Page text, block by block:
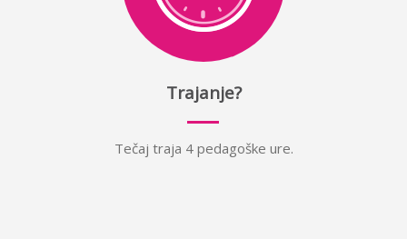
Trajanje?
Tečaj traja 4 pedagoške ure.